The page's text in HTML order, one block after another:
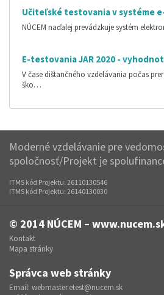
Učiteľské testovania v systéme
NÚCEM naďalej prevádzkuje systém
E-testovania JAR 2020 -
V čase dištančného vzdelávania počas
ško…
Moderné vzdelávanie pre
spoločnosť/Projekt je
ITMS kód Projektu: 26110130546
ITMS kód Projektu: 26140130030
© 2014 NÚCEM –
Kontakt
Mapa stránky
Správca web stránky
Email: webmaster.etest@nucem.sk